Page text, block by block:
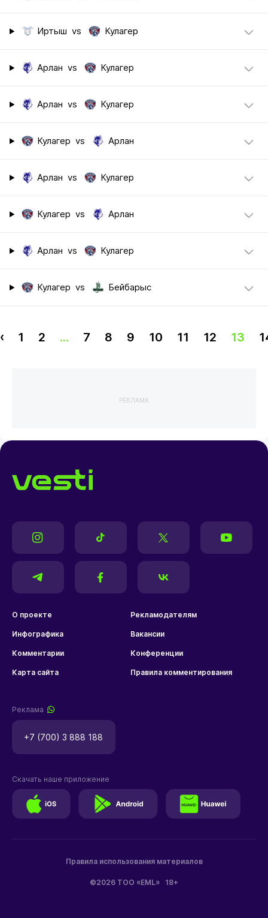
Иртыш vs Кулагер
Арлан vs Кулагер
Арлан vs Кулагер
Кулагер vs Арлан
Арлан vs Кулагер
Кулагер vs Арлан
Арлан vs Кулагер
Кулагер vs Бейбарыс
‹ 1 2 ... 7 8 9 10 11 12 13
РЕКЛАМА
О проекте Рекламодателям
Инфографика Вакансии
Комментарии Конференции
Карта сайта Правила комментирования
Реклама
+7 (700) 3 888 188
©2026 ТОО «EML» 18+
Правила использования материалов
Скачать наше приложение